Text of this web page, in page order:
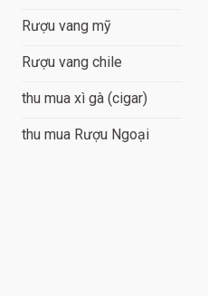
Rượu vang mỹ
Rượu vang chile
thu mua xì gà (cigar)
thu mua Rượu Ngoại